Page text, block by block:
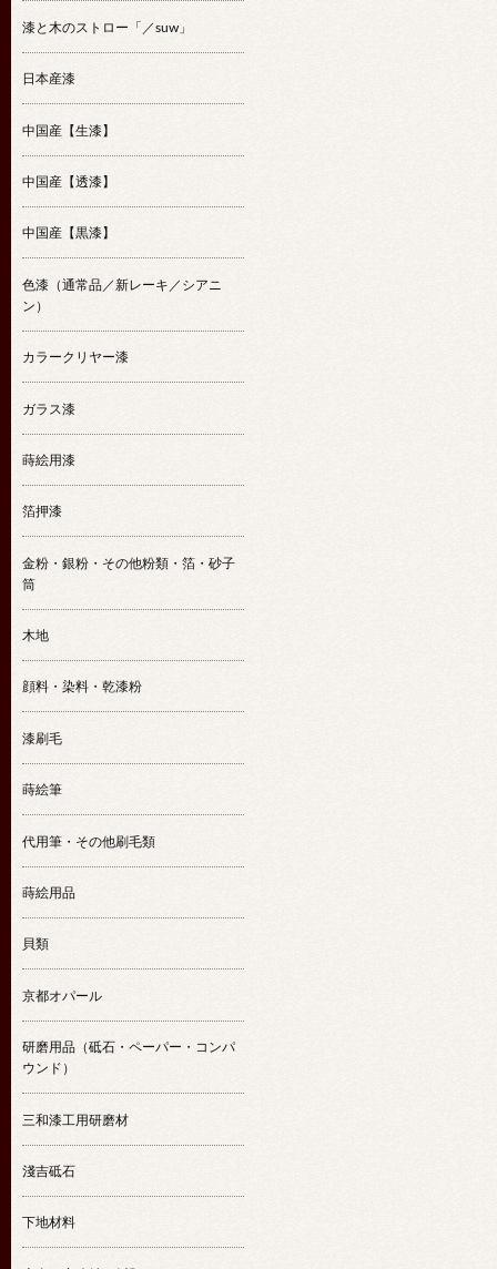
漆と木のストロー「／suw」
日本産漆
中国産【生漆】
中国産【透漆】
中国産【黒漆】
色漆（通常品／新レーキ／シアニ
ン）
カラークリヤー漆
ガラス漆
蒔絵用漆
箔押漆
金粉・銀粉・その他粉類・箔・砂子
筒
木地
顔料・染料・乾漆粉
漆刷毛
蒔絵筆
代用筆・その他刷毛類
蒔絵用品
貝類
京都オパール
研磨用品（砥石・ペーパー・コンパ
ウンド）
三和漆工用研磨材
淺吉砥石
下地材料